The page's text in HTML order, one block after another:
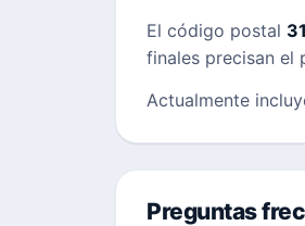
El código postal
finales precisan el
Actualmente
Preguntas